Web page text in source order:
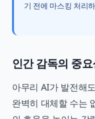
기 전에 마스킹 처리
인간 감독의 중요
아무리 AI가 발전해
완벽히 대체할 수는